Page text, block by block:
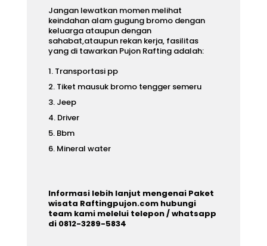
Jangan lewatkan momen melihat
keindahan alam gugung bromo dengan
keluarga ataupun dengan
sahabat,ataupun rekan kerja, fasilitas
yang di tawarkan Pujon Rafting adalah:
Transportasi pp
Tiket mausuk bromo tengger semeru
Jeep
Driver
Bbm
Mineral water
Informasi lebih lanjut mengenai Paket
wisata Raftingpujon.com hubungi
team kami melelui telepon / whatsapp
di 0812-3289-5834